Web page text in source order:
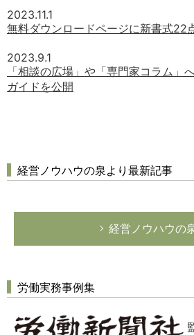
2023.11.1
無料ダウンロードページに新書式22
2023.9.1
「相談の広場」や「専門家コラム」
ガイドを公開
経営ノウハウの泉より最新記事
経営ノウハウの
労働実務事例集